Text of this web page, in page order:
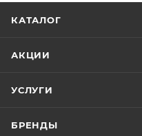
КАТАЛОГ
АКЦИИ
УСЛУГИ
БРЕНДЫ